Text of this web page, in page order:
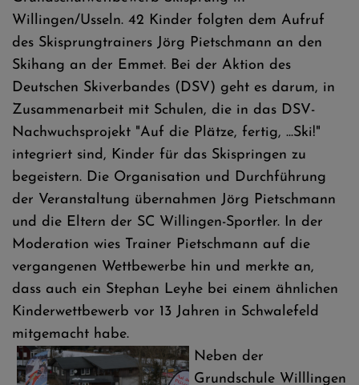
Willingen/Usseln. 42 Kinder folgten dem Aufruf
des Skisprungtrainers Jörg Pietschmann an den
Skihang an der Emmet. Bei der Aktion des
Deutschen Skiverbandes (DSV) geht es darum, in
Zusammenarbeit mit Schulen, die in das DSV-
Nachwuchsprojekt "Auf die Plätze, fertig, ...Ski!"
integriert sind, Kinder für das Skispringen zu
begeistern. Die Organisation und Durchführung
der Veranstaltung übernahmen Jörg Pietschmann
und die Eltern der SC Willingen-Sportler. In der
Moderation wies Trainer Pietschmann auf die
vergangenen Wettbewerbe hin und merkte an,
dass auch ein Stephan Leyhe bei einem ähnlichen
Kinderwettbewerb vor 13 Jahren in Schwalefeld
mitgemacht habe.
Neben der
Grundschule Willlingen